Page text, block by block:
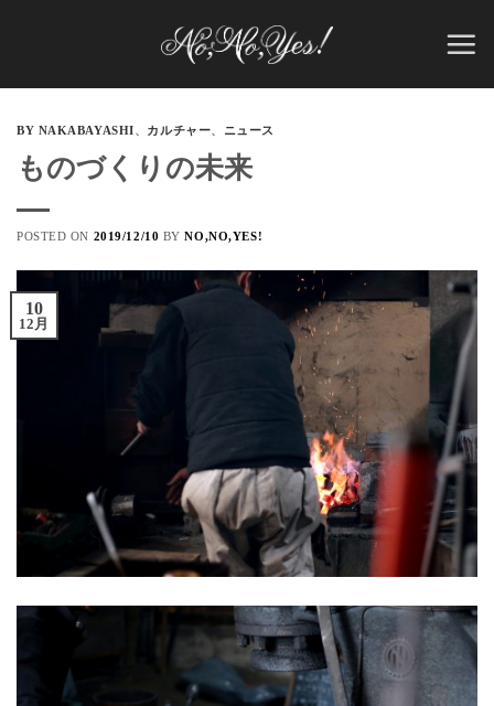
BY NAKABAYASHI、 カルチャー、 ニュース
ものづくりの未来
POSTED ON 2019/12/10 BYNO,NO,YES!
10
12月